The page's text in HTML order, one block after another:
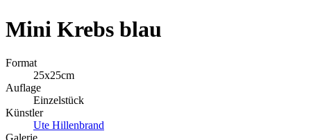
Mini Krebs blau
Format
25x25cm
Auflage
Einzelstück
Künstler
Ute Hillenbrand
Galerie